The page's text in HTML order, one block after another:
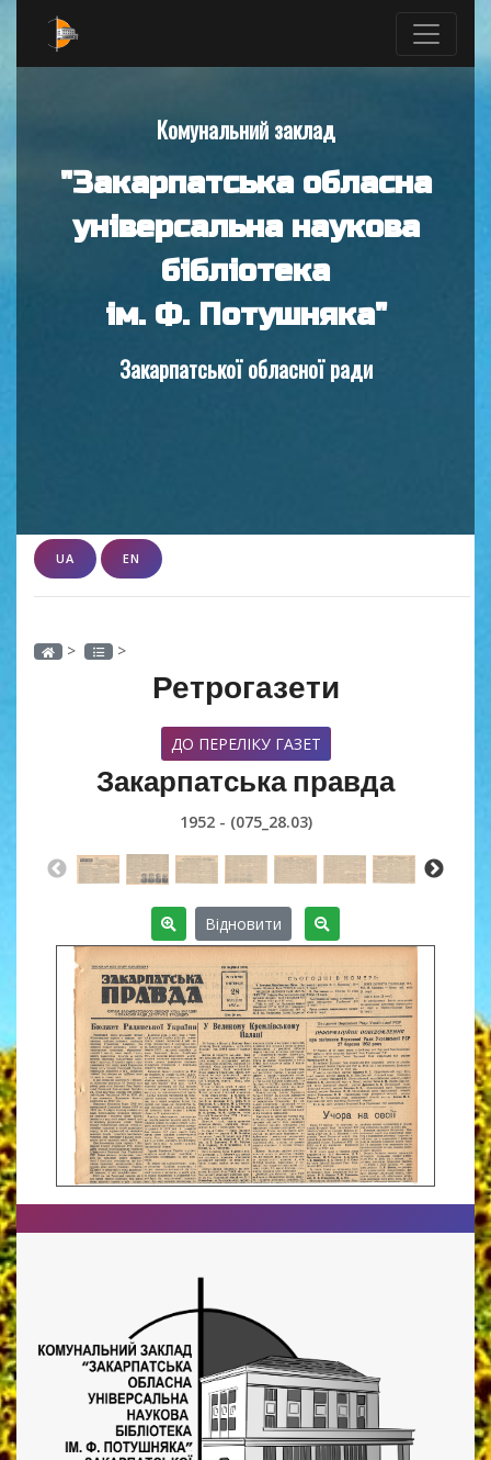
Комунальний заклад
"Закарпатська обласна
універсальна наукова
бібліотека
ім. Ф. Потушняка"
Закарпатської обласної ради
UA EN
> >
Ретрогазети
ДО ПЕРЕЛІКУ ГАЗЕТ
Закарпатська правда
1952 - (075_28.03)
Відновити